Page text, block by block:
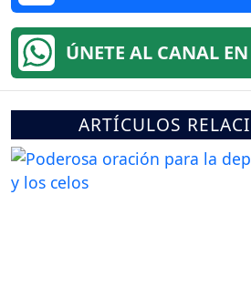
ÚNETE AL CANAL
ARTÍCULOS